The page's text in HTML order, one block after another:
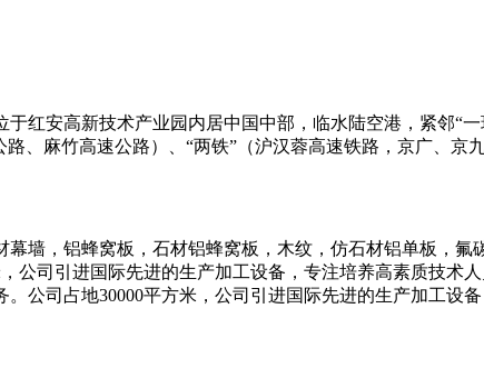
红安高新技术产业园内居中国中部，临水陆空港，紧邻“
、麻竹高速公路）、“两铁”（沪汉蓉高速铁路，京广、京
幕墙，铝蜂窝板，石材铝蜂窝板，木纹，仿石材铝单板，
公司引进国际先进的生产加工设备，专注培养高素质技
公司占地30000平方米，公司引进国际先进的生产加工设